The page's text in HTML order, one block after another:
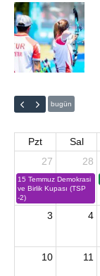
bugün
Pzt Sal
27
15 Temmuz Demokrasi
ve Birlik Kupası (TSP
-2)
28
3 4
10 11